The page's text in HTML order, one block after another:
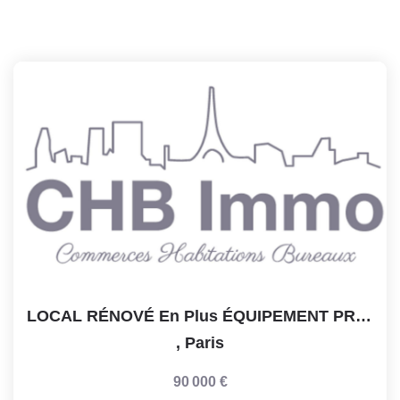
LOCAL RÉNOVÉ En Plus ÉQUIPEMENT PRO / PARIS CENTRE 75003 /...
, Paris
90 000 €